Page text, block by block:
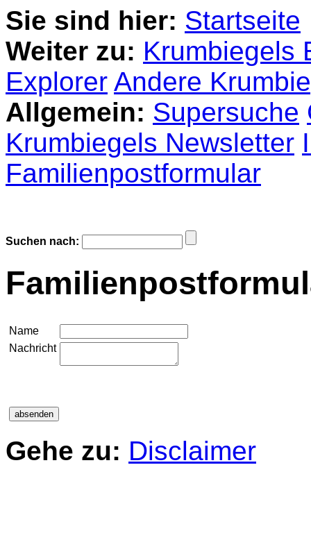
Sie sind hier: Startseite
Weiter zu: Krumbiegels
Explorer Andere
Allgemein: Supersuche
Krumbiegels Newsletter
Familienpostformular
Suchen nach:
Name
Nachricht
Gehe zu: Disclaimer